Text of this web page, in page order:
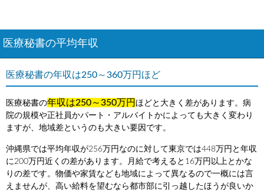
医療秘書の平均年収
医療秘書の年収は250～360万円ほど
医療秘書の年収は250～350万円 ほどと大きく差があります。病
院の規模や正社員かパート・アルバイトかによっても大きく変わり
ますが、地域差というのも大きい要因です。
沖縄県では平均年収が256万円なのに対して東京では448万円と年収
に200万円近くの差があります。月給で考えると16万円以上とかな
りの差です。物価や家賃なども地域によって異なるので一概には言
えませんが、高い給料を望むなら都市部に引っ越したほうが良いか